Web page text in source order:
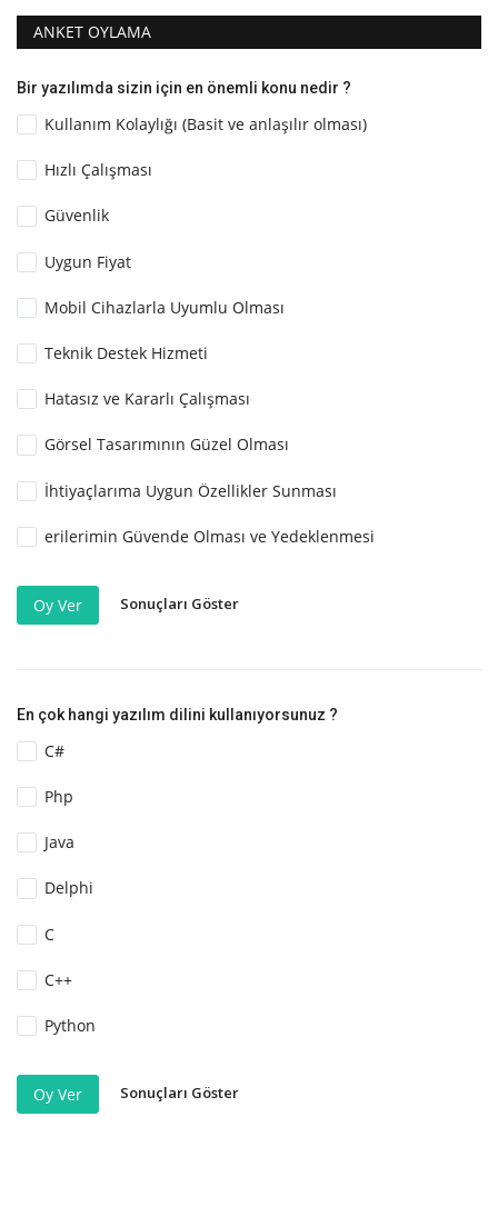
ANKET OYLAMA
Bir yazılımda sizin için en önemli konu nedir ?
Kullanım Kolaylığı (Basit ve anlaşılır olması)
Hızlı Çalışması
Güvenlik
Uygun Fiyat
Mobil Cihazlarla Uyumlu Olması
Teknik Destek Hizmeti
Hatasız ve Kararlı Çalışması
Görsel Tasarımının Güzel Olması
İhtiyaçlarıma Uygun Özellikler Sunması
erilerimin Güvende Olması ve Yedeklenmesi
Oy Ver Sonuçları Göster
En çok hangi yazılım dilini kullanıyorsunuz ?
C#
Php
Java
Delphi
C
C++
Python
Oy Ver Sonuçları Göster